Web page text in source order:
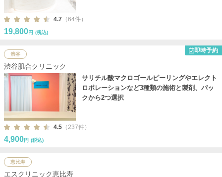
4.7 （64件）
19,800円 (税込)
渋谷
即時予約
渋谷肌合クリニック
サリチル酸マクロゴールピーリングやエレクト
ロポレーションなど3種類の施術と製剤、パッ
クから2つ選択
4.5 （237件）
4,900円 (税込)
恵比寿
エスクリニック恵比寿